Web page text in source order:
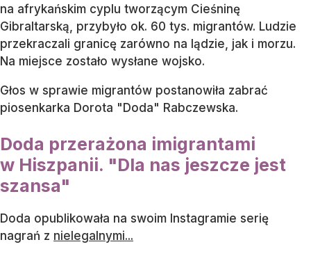
na afrykańskim cyplu tworzącym Cieśninę
Gibraltarską, przybyło ok. 60 tys. migrantów. Ludzie
przekraczali granicę zarówno na lądzie, jak i morzu.
Na miejsce zostało wysłane wojsko.
Głos w sprawie migrantów postanowiła zabrać
piosenkarka Dorota "Doda" Rabczewska.
Doda przerażona imigrantami
w Hiszpanii. "Dla nas jeszcze jest
szansa"
Doda opublikowała na swoim Instagramie serię
nagrań z nielegalnymi...